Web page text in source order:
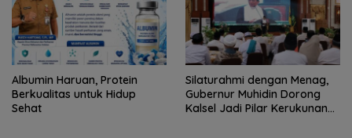
Albumin Haruan, Protein
Berkualitas untuk Hidup
Sehat
Silaturahmi dengan Menag,
Gubernur Muhidin Dorong
Kalsel Jadi Pilar Kerukunan